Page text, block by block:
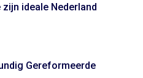
ideale Nederland
Gereformeerde